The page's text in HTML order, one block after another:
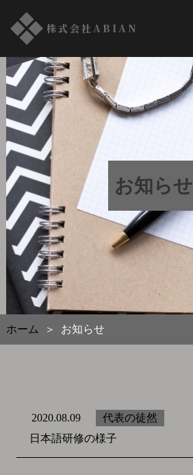
株式会社ABIAN
お知らせ
ホーム ＞ お知らせ
2020.08.09 代表の徒然
日本語研修の様子